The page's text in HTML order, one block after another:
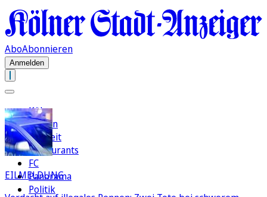
AboAbonnieren
Anmelden
Köln
Region
Freizeit
Restaurants
FC
Panorama
Politik
EILMELDUNG